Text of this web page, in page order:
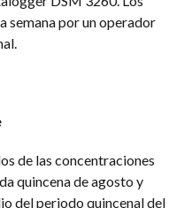
semana por un operador
de las concentraciones
quincena de agosto y
del periodo quincenal del